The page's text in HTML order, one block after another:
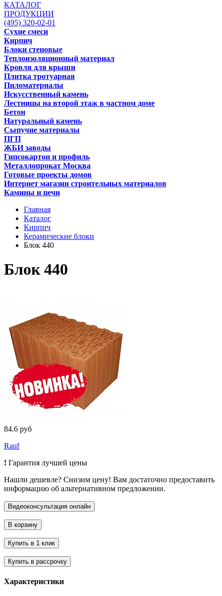
КАТАЛОГ
ПРОДУКЦИИ
(495) 320-02-01
Сухие смеси
Кирпич
Блоки стеновые
Теплоизоляционный материал
Кровля для крыши
Плитка тротуарная
Пиломатериалы
Искусственный камень
Лестницы на второй этаж в частном доме
Бетон
Натуральный камень
Сыпучие материалы
ПГП
ЖБИ заводы
Гипсокартон и профиль
Металлопрокат Москва
Готовые проекты домов
Интернет магазин строительных материалов
Камины и печи
Главная
Каталог
Кирпич
Керамические блоки
Блок 440
Блок 440
84.6 руб
Rauf
! Гарантия лучшей цены
Нашли дешевле? Снизим цену! Вам достаточно предоставить
информацию об альтернативном предложении.
Характеристики